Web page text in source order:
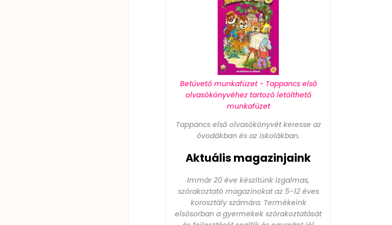
Betűvető munkafüzet - Tappancs első
olvasókönyvéhez tartozó letölthető
munkafüzet
Tappancs első olvasókönyvét keresse az
óvodákban és az iskolákban.
Aktuális magazinjaink
Immár 20 éve készítünk izgalmas,
szórakoztató magazinokat az 5-12 éves
korosztály számára. Termékeink
elsősorban a gyermekek szórakoztatását